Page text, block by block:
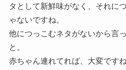
タとして新鮮味がなく、それに
ゃないですね。
他につっこむネタがないから言
と。
赤ちゃん連れてれば、大変です